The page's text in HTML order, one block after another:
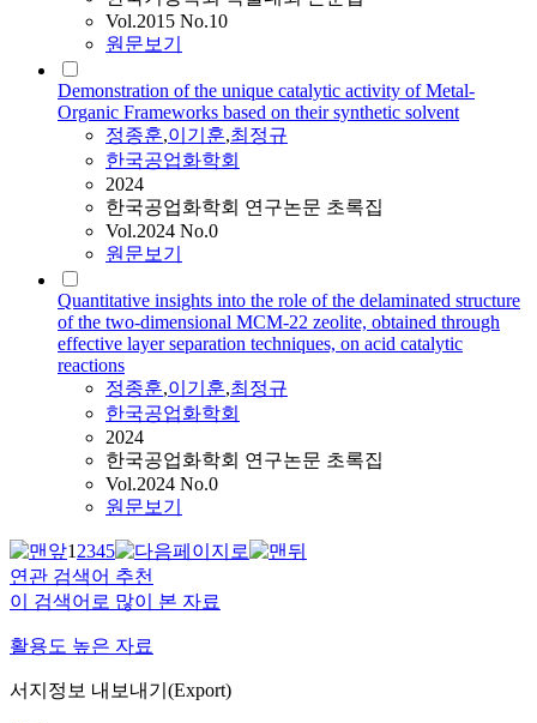
Vol.2015 No.10
원문보기
Demonstration of the unique catalytic activity of Metal-
Organic Frameworks based on their synthetic solvent
정종훈,이기훈,최정규
한국공업화학회
2024
한국공업화학회 연구논문 초록집
Vol.2024 No.0
원문보기
Quantitative insights into the role of the delaminated structure
of the two-dimensional MCM-22 zeolite, obtained through
effective layer separation techniques, on acid catalytic
reactions
정종훈,이기훈,최정규
한국공업화학회
2024
한국공업화학회 연구논문 초록집
Vol.2024 No.0
원문보기
12345
연관 검색어 추천
이 검색어로 많이 본 자료
활용도 높은 자료
서지정보 내보내기(Export)